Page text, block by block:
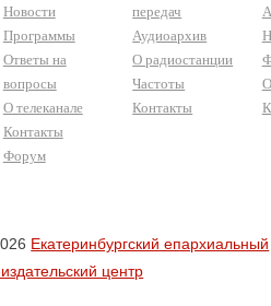
Новости
Программы
Ответы на
вопросы
О телеканале
Контакты
Форум
передач
Аудиоархив
О радиостанции
Частоты
Контакты
Екатеринбургский епархиальный
центр